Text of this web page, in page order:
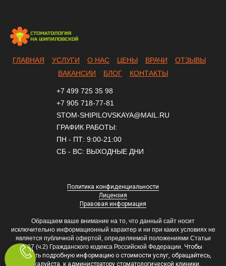
ГЛАВНАЯ УСЛУГИ О НАС ЦЕНЫ ВРАЧИ
ОТЗЫВЫ
ВАКАНСИИ
БЛОГ КОНТАКТЫ
+7 499 725 35 98
+7 905 718-77-81
STOM-SHIPILOVSKAYA@MAIL.RU
ГРАФИК РАБОТЫ:
ПН - ПТ: 9:00-21:00
СБ - ВС: ВЫХОДНЫЕ ДНИ
Политика конфиденциальности
Лицензия
Правовая информация
Обращаем ваше внимание на то, что данный сайт носит
исключительно информационный характер и ни при каких условиях не
является публичной офертой, определяемой положениями Статьи
437 (ч.2) Гражданского кодекса Российской Федерации. Чтобы
получить подробную информацию о стоимости услуг, обращайтесь,
пожалуйста, к администратору стоматологической клиники.